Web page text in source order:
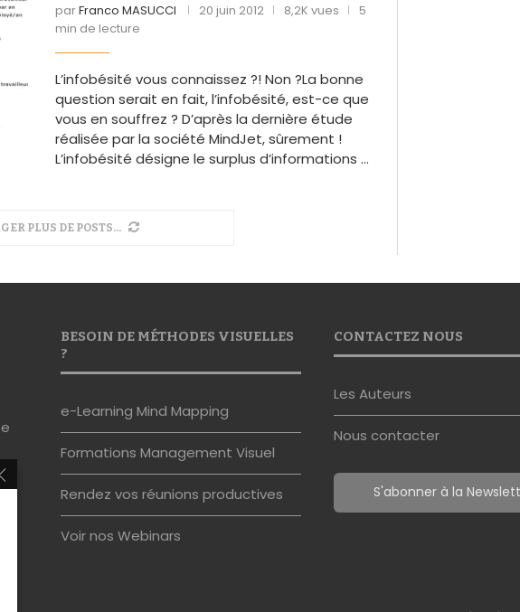
parFranco MASUCCI 20 juin 2012 8,2K vues
5
min de lecture
L’infobésité vous connaissez ?! Non ?La bonne
question serait en fait, l’infobésité, est-ce que
vous en souffrez ? D’après la dernière étude
réalisée par la société MindJet, sûrement !
L’infobésité désigne le surplus d’informations …
INTERVIEW DE LIAM HUGHES
min de lecture
Le 16 Mai dernier, Matthieu Cottard, Managing
Partner de Signos, a rencontré le créateur et
directeur de la Plateforme Biggerplate, j’ai
nommé Liam Hughes! Cette rencontre fût
l’occasion pour nous …
#TipsMap
PRÉSENTATION POWER POINT : 8
ERREURS À NE PAS COMMETTRE
parMatthieu COTTARD